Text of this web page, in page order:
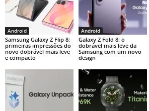
Android
Samsung Galaxy Z Flip 8:
primeiras impressões do
novo dobrável mais leve
e compacto
Android
Galaxy Z Fold 8: o
dobrável mais leve da
Samsung com um novo
design